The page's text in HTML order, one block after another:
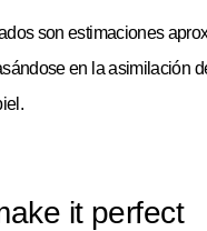
son estimaciones
en la asimilación
it perfect